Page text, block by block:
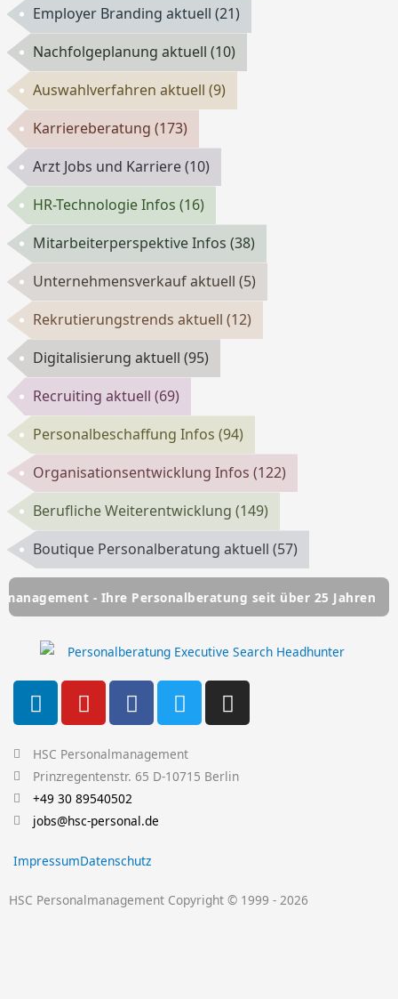
Employer Branding aktuell(21)
Nachfolgeplanung aktuell(10)
Auswahlverfahren aktuell(9)
Karriereberatung(173)
Arzt Jobs und Karriere(10)
HR-Technologie Infos(16)
Mitarbeiterperspektive Infos(38)
Unternehmensverkauf aktuell(5)
Rekrutierungstrends aktuell(12)
Digitalisierung aktuell(95)
Recruiting aktuell(69)
Personalbeschaffung Infos(94)
Organisationsentwicklung Infos(122)
Berufliche Weiterentwicklung(149)
Boutique Personalberatung aktuell(57)
- Ihre Personalberatung seit über 25 Jahren HSC
L
i
n
k
e
d
i
Y
o
u
t
u
b
e
F
a
c
e
b
o
o
-
f
T
w
i
t
t
I
n
s
a
HSC Personalmanagement
Prinzregentenstr. 65 D-10715 Berlin
+49 30 89540502
jobs@hsc-personal.de
ImpressumDatenschutz
HSC Personalmanagement Copyright © 1999 - 2026